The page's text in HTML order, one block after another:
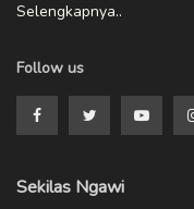
Selengkapnya..
Follow us
Sekilas Ngawi